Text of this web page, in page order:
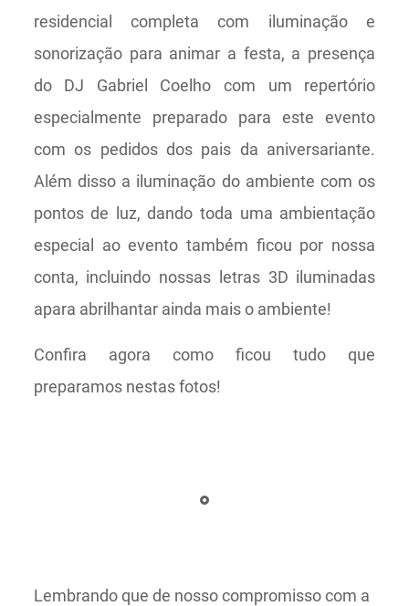
residencial completa com iluminação e
sonorização para animar a festa, a presença
do DJ Gabriel Coelho com um repertório
especialmente preparado para este evento
com os pedidos dos pais da aniversariante.
Além disso a iluminação do ambiente com os
pontos de luz, dando toda uma ambientação
especial ao evento também ficou por nossa
conta, incluindo nossas letras 3D iluminadas
apara abrilhantar ainda mais o ambiente!
Confira agora como ficou tudo que
preparamos nestas fotos!
Lembrando que de nosso compromisso com a